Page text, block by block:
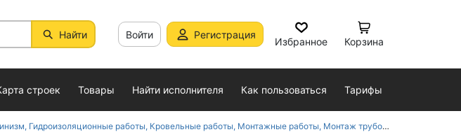
Найти Войти Регистрация
Избранное Корзина
строек Товары Найти исполнителя Как пользоваться Тарифы
работы, Разнорабочие, Сварка, металлоконструкции, Системы водопровода, канализации, отопления, Строительство прочих сооружений, Строительство трубопроводов, Теплоизоляционные работы в Москве